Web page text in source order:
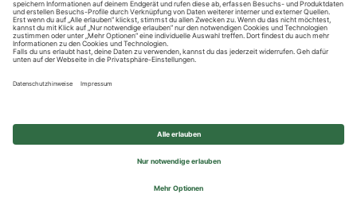
Impressum
Privatsphäre-Einstellungen
© 2026 REWE Group - All rights reserved